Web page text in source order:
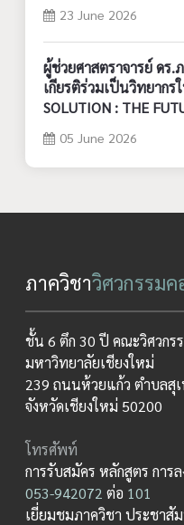
23 June 2026
ผู้ช่วยศาสตราจารย์ ดร.
เกียรติร่วมเป็นวิทยากร
SOLUTION : THE
05 June 2026
ภาควิชาวิศวกรรม
ชั้น 6 ตึก 30 ปี คณะวิศวกร
มหาวิทยาลัยเชียงใหม่
239 ถนนห้วยแก้ว ตำบลสุ
จังหวัดเชียงใหม่ 50200
โทรศัพท์
การรับสมัคร หลักสูตร การ
053-942072 ต่อ 101
เยี่ยมชมภาควิชา ประชาสั